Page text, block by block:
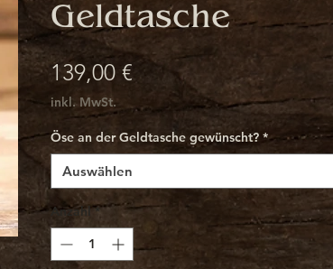
Geldtasche
139,00 € Preis
inkl. MwSt.
Öse an der Geldtasche gewünscht? *
Auswählen
Anzahl *